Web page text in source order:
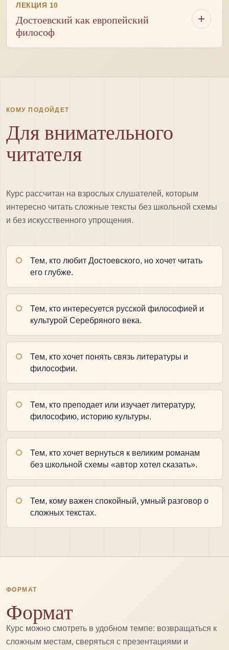
ЛЕКЦИЯ 10
Достоевский как европейский
философ
КОМУ ПОДОЙДЕТ
Для внимательного
читателя
Курс рассчитан на взрослых слушателей, которым
интересно читать сложные тексты без школьной схемы
и без искусственного упрощения.
Тем, кто любит Достоевского, но хочет читать
его глубже.
Тем, кто интересуется русской философией и
культурой Серебряного века.
Тем, кто хочет понять связь литературы и
философии.
Тем, кто преподает или изучает литературу,
философию, историю культуры.
Тем, кто хочет вернуться к великим романам
без школьной схемы «автор хотел сказать».
Тем, кому важен спокойный, умный разговор о
сложных текстах.
ФОРМАТ
Формат
Курс можно смотреть в удобном темпе: возвращаться к
сложным местам, сверяться с презентациями и